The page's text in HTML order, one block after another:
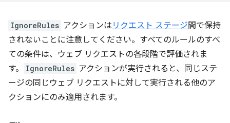
IgnoreRules アクションは リクエスト ステージ間で保持
されないことに注意してください。すべてのルールのすべ
ての条件は、ウェブ リクエストの各段階で評価されま
す。
IgnoreRules アクションが実行されると、同じステ
ージの同じウェブ リクエストに対して実行される他のア
クションにのみ適用されます。